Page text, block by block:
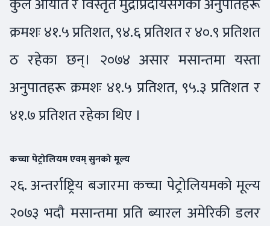
क्रमशः ४१.५ प्रतिशत, ९४.६ प्रतिशत र ४०.९ प्रतिशत
ठ रहेका छन्। २०७४ असार मसान्तमा यस्ता
अनुपातहरू क्रमशः ४१.५ प्रतिशत, ९५.३ प्रतिशत र
४१.७ प्रतिशत रहेका थिए ।
कच्चा पेट्रोलियम एवम् सुनको मूल्य
२६. अन्तर्राष्ट्रिय बजारमा कच्चा पेट्रोलियमको मूल्य
२०७३ भदौ मसान्तमा प्रति ब्यारल अमेरिकी डलर